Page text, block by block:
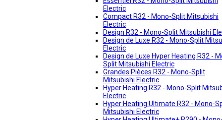
Electric
Compact R32 - Mono-Split Mitsubishi
Electric
Design R32 - Mono-Split Mitsubishi
Design de Luxe R32 - Mono-Split
Electric
Design de Luxe Hyper Heating R32 -
Split Mitsubishi Electric
Grandes Pièces R32 - Mono-Split
Mitsubishi Electric
Hyper Heating R32 - Mono-Split
Electric
Hyper Heating Ultimate R32 - Mono-
Mitsubishi Electric